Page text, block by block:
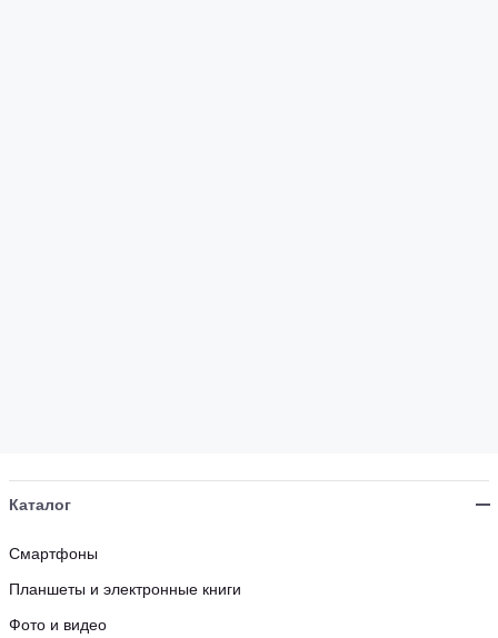
Каталог
Смартфоны
Планшеты и электронные книги
Фото и видео